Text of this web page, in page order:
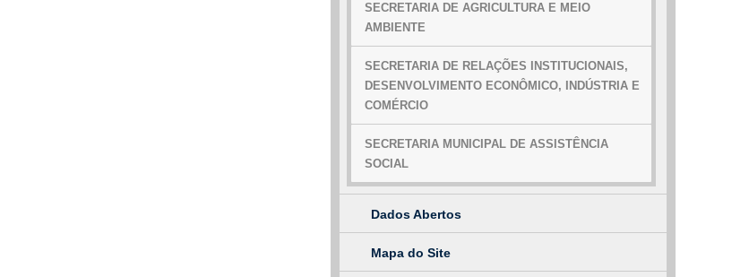
SECRETARIA DE AGRICULTURA E MEIO
AMBIENTE
SECRETARIA DE RELAÇÕES INSTITUCIONAIS,
DESENVOLVIMENTO ECONÔMICO, INDÚSTRIA E
COMÉRCIO
SECRETARIA MUNICIPAL DE ASSISTÊNCIA
SOCIAL
Dados Abertos
Mapa do Site